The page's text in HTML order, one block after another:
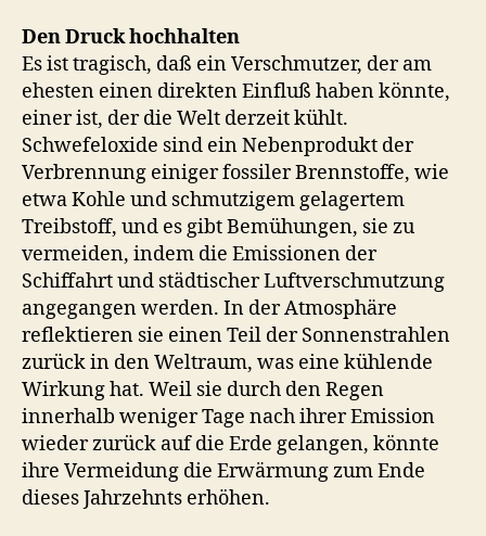
Den Druck hochhalten
Es ist tragisch, daß ein Verschmutzer, der am
ehesten einen direkten Einfluß haben könnte,
einer ist, der die Welt derzeit kühlt.
Schwefeloxide sind ein Nebenprodukt der
Verbrennung einiger fossiler Brennstoffe, wie
etwa Kohle und schmutzigem gelagertem
Treibstoff, und es gibt Bemühungen, sie zu
vermeiden, indem die Emissionen der
Schiffahrt und städtischer Luftverschmutzung
angegangen werden. In der Atmosphäre
reflektieren sie einen Teil der Sonnenstrahlen
zurück in den Weltraum, was eine kühlende
Wirkung hat. Weil sie durch den Regen
innerhalb weniger Tage nach ihrer Emission
wieder zurück auf die Erde gelangen, könnte
ihre Vermeidung die Erwärmung zum Ende
dieses Jahrzehnts erhöhen.